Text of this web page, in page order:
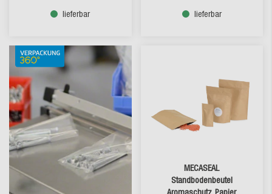
lieferbar lieferbar
MECASEAL
Standbodenbeutel
Aromaschutz, Papier